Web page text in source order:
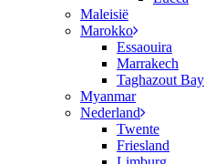
Maleisië
Marokko
Essaouira
Marrakech
Taghazout Bay
Myanmar
Nederland
Twente
Friesland